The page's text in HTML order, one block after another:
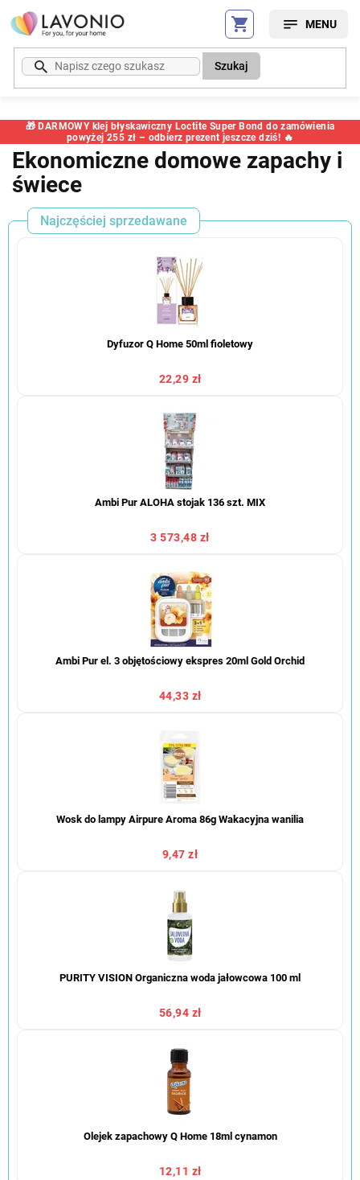
Przejść
do
treści
🎁 DARMOWY klej błyskawiczny Loctite Super Bond do zamówienia
powyżej 255 zł – odbierz prezent jeszcze dziś! 🔥
Szukaj
Ekonomiczne domowe zapachy i
świece
Najczęściej sprzedawane
Dyfuzor Q Home 50ml fioletowy
22,29 zł
Ambi Pur ALOHA stojak 136 szt. MIX
3 573,48 zł
Ambi Pur el. 3 objętościowy ekspres 20ml Gold Orchid
44,33 zł
Wosk do lampy Airpure Aroma 86g Wakacyjna wanilia
9,47 zł
PURITY VISION Organiczna woda jałowcowa 100 ml
56,94 zł
Olejek zapachowy Q Home 18ml cynamon
12,11 zł